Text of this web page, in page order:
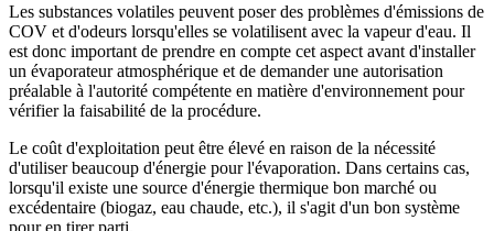
Les substances volatiles peuvent poser des problèmes d'émissions de
COV et d'odeurs lorsqu'elles se volatilisent avec la vapeur d'eau. Il
est donc important de prendre en compte cet aspect avant d'installer
un évaporateur atmosphérique et de demander une autorisation
préalable à l'autorité compétente en matière d'environnement pour
vérifier la faisabilité de la procédure.
Le coût d'exploitation peut être élevé en raison de la nécessité
d'utiliser beaucoup d'énergie pour l'évaporation. Dans certains cas,
lorsqu'il existe une source d'énergie thermique bon marché ou
excédentaire (biogaz, eau chaude, etc.), il s'agit d'un bon système
pour en tirer parti.